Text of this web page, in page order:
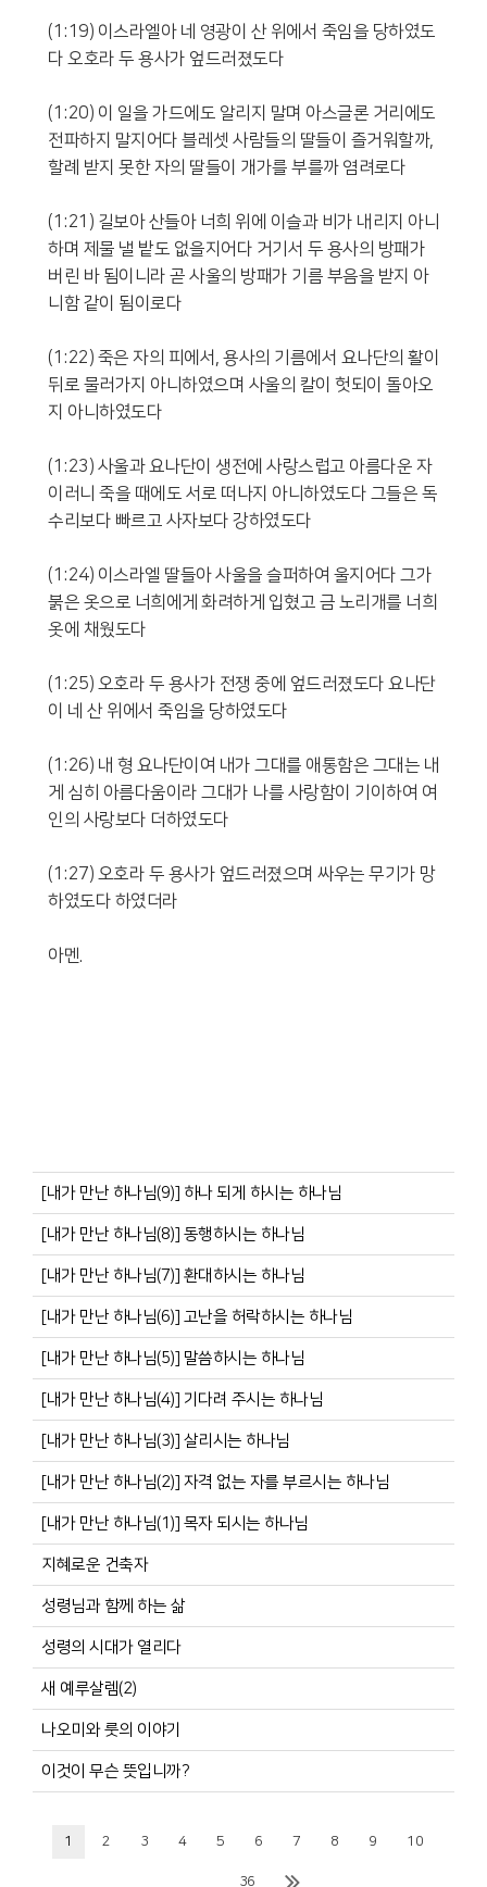
(1:19) 이스라엘아 네 영광이 산 위에서 죽임을 당하였도
다 오호라 두 용사가 엎드러졌도다
(1:20) 이 일을 가드에도 알리지 말며 아스글론 거리에도
전파하지 말지어다 블레셋 사람들의 딸들이 즐거워할까,
할례 받지 못한 자의 딸들이 개가를 부를까 염려로다
(1:21) 길보아 산들아 너희 위에 이슬과 비가 내리지 아니
하며 제물 낼 밭도 없을지어다 거기서 두 용사의 방패가
버린 바 됨이니라 곧 사울의 방패가 기름 부음을 받지 아
니함 같이 됨이로다
(1:22) 죽은 자의 피에서, 용사의 기름에서 요나단의 활이
뒤로 물러가지 아니하였으며 사울의 칼이 헛되이 돌아오
지 아니하였도다
(1:23) 사울과 요나단이 생전에 사랑스럽고 아름다운 자
이러니 죽을 때에도 서로 떠나지 아니하였도다 그들은 독
수리보다 빠르고 사자보다 강하였도다
(1:24) 이스라엘 딸들아 사울을 슬퍼하여 울지어다 그가
붉은 옷으로 너희에게 화려하게 입혔고 금 노리개를 너희
옷에 채웠도다
(1:25) 오호라 두 용사가 전쟁 중에 엎드러졌도다 요나단
이 네 산 위에서 죽임을 당하였도다
(1:26) 내 형 요나단이여 내가 그대를 애통함은 그대는 내
게 심히 아름다움이라 그대가 나를 사랑함이 기이하여 여
인의 사랑보다 더하였도다
(1:27) 오호라 두 용사가 엎드러졌으며 싸우는 무기가 망
하였도다 하였더라
아멘.
[내가 만난 하나님(9)] 하나 되게 하시는 하나님
[내가 만난 하나님(8)] 동행하시는 하나님
[내가 만난 하나님(7)] 환대하시는 하나님
[내가 만난 하나님(6)] 고난을 허락하시는 하나님
[내가 만난 하나님(5)] 말씀하시는 하나님
[내가 만난 하나님(4)] 기다려 주시는 하나님
[내가 만난 하나님(3)] 살리시는 하나님
[내가 만난 하나님(2)] 자격 없는 자를 부르시는 하나님
[내가 만난 하나님(1)] 목자 되시는 하나님
지혜로운 건축자
성령님과 함께 하는 삶
성령의 시대가 열리다
새 예루살렘(2)
나오미와 룻의 이야기
이것이 무슨 뜻입니까?
1 2 3 4 5 6 7 8 9 10
36